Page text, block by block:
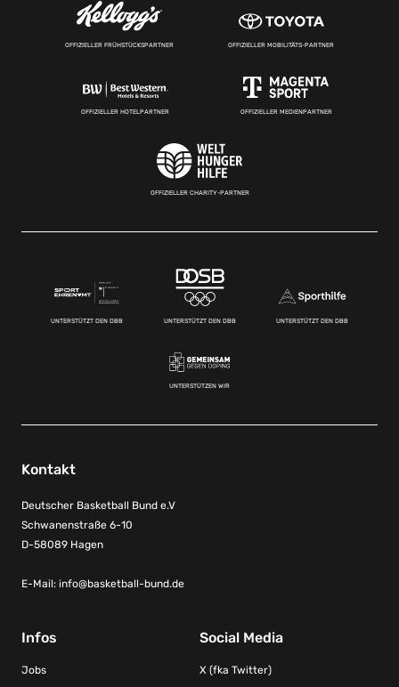
OFFIZIELLER FRÜHSTÜCKSPARTNER OFFIZIELLER MOBILITÄTS-PARTNER
OFFIZIELLER HOTELPARTNER OFFIZIELLER MEDIENPARTNER
OFFIZIELLER CHARITY-PARTNER
UNTERSTÜTZT DEN DBB UNTERSTÜTZT DEN DBB UNTERSTÜTZT DEN DBB
UNTERSTÜTZEN WIR
Kontakt
Deutscher Basketball Bund e.V
Schwanenstraße 6-10
D-58089 Hagen
E-Mail: info@basketball-bund.de
Infos
Jobs
Social Media
X (fka Twitter)